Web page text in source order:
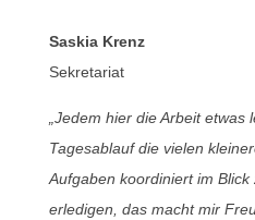
Saskia Krenz
Sekretariat
„Jedem hier die Arbeit
Tagesablauf die vielen
Aufgaben koordiniert im
erledigen, das macht mir